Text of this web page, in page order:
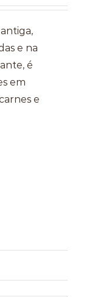
e na
é
em
e